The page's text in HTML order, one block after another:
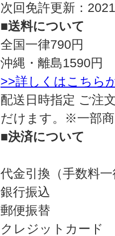
次回免許更新：
■送料について
全国一律790円
沖縄・離島1590円
>>詳しくはこちら
配送日時指定 ご注
だけます。※一部
■決済について
代金引換（手数料
銀行振込
郵便振替
クレジットカード